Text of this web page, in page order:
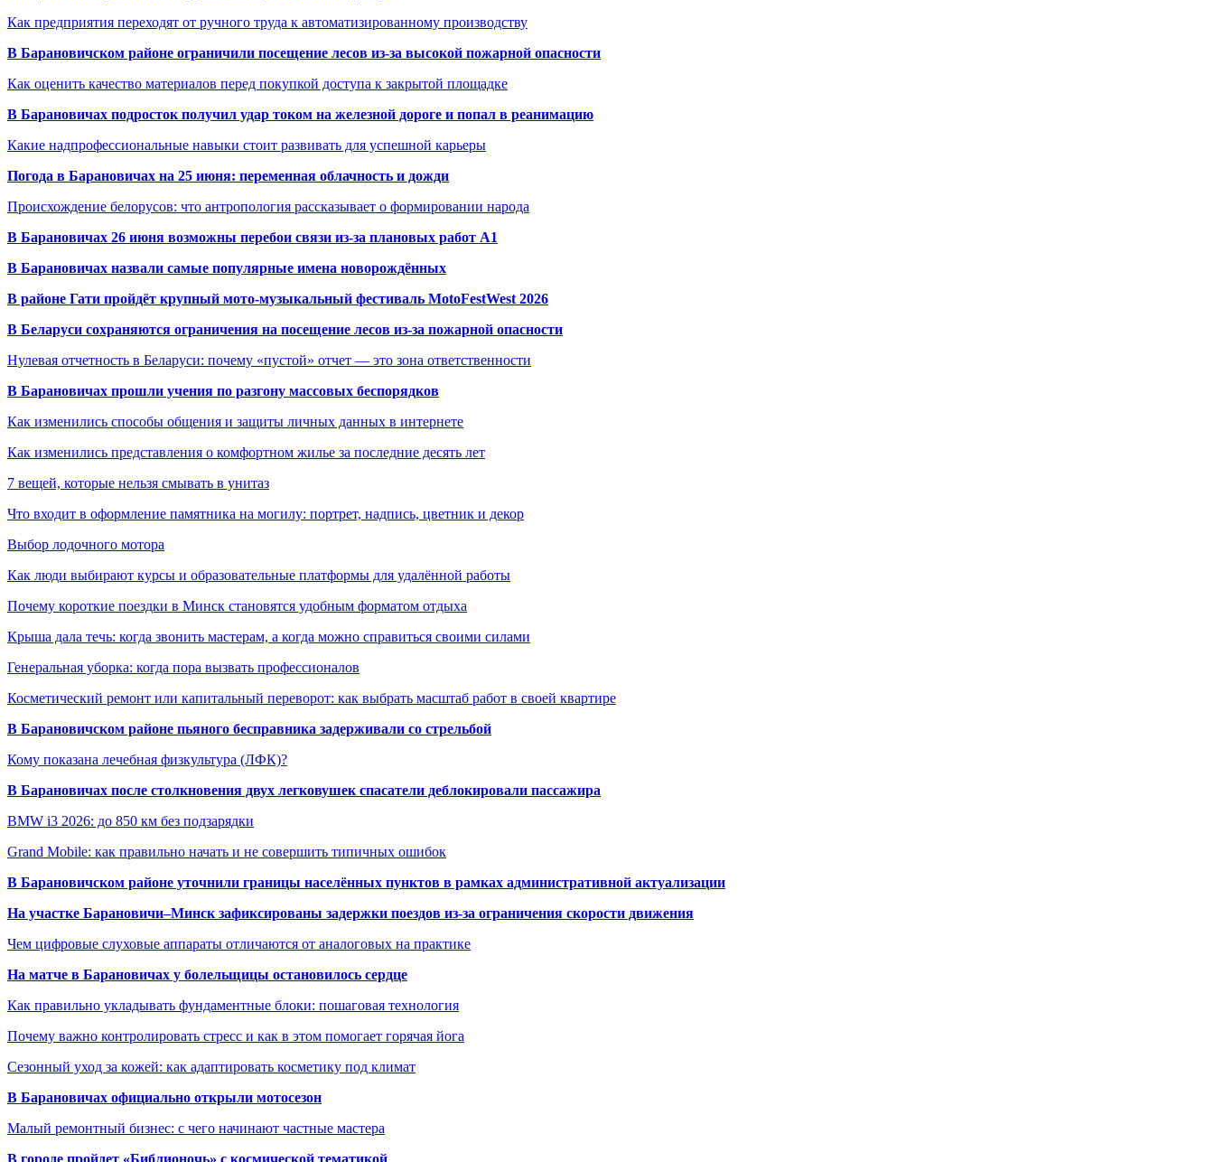
Как предприятия переходят от ручного труда к автоматизированному производству
В Барановичском районе ограничили посещение лесов из-за высокой пожарной опасности
Как оценить качество материалов перед покупкой доступа к закрытой площадке
В Барановичах подросток получил удар током на железной дороге и попал в реанимацию
Какие надпрофессиональные навыки стоит развивать для успешной карьеры
Погода в Барановичах на 25 июня: переменная облачность и дожди
Происхождение белорусов: что антропология рассказывает о формировании народа
В Барановичах 26 июня возможны перебои связи из-за плановых работ A1
В Барановичах назвали самые популярные имена новорождённых
В районе Гати пройдёт крупный мото-музыкальный фестиваль MotoFestWest 2026
В Беларуси сохраняются ограничения на посещение лесов из-за пожарной опасности
Нулевая отчетность в Беларуси: почему «пустой» отчет — это зона ответственности
В Барановичах прошли учения по разгону массовых беспорядков
Как изменились способы общения и защиты личных данных в интернете
Как изменились представления о комфортном жилье за последние десять лет
7 вещей, которые нельзя смывать в унитаз
Что входит в оформление памятника на могилу: портрет, надпись, цветник и декор
Выбор лодочного мотора
Как люди выбирают курсы и образовательные платформы для удалённой работы
Почему короткие поездки в Минск становятся удобным форматом отдыха
Крыша дала течь: когда звонить мастерам, а когда можно справиться своими силами
Генеральная уборка: когда пора вызвать профессионалов
Косметический ремонт или капитальный переворот: как выбрать масштаб работ в своей квартире
В Барановичском районе пьяного бесправника задерживали со стрельбой
Кому показана лечебная физкультура (ЛФК)?
В Барановичах после столкновения двух легковушек спасатели деблокировали пассажира
BMW i3 2026: до 850 км без подзарядки
Grand Mobile: как правильно начать и не совершить типичных ошибок
В Барановичском районе уточнили границы населённых пунктов в рамках административной актуализации
На участке Барановичи–Минск зафиксированы задержки поездов из-за ограничения скорости движения
Чем цифровые слуховые аппараты отличаются от аналоговых на практике
На матче в Барановичах у болельщицы остановилось сердце
Как правильно укладывать фундаментные блоки: пошаговая технология
Почему важно контролировать стресс и как в этом помогает горячая йога
Сезонный уход за кожей: как адаптировать косметику под климат
В Барановичах официально открыли мотосезон
Малый ремонтный бизнес: с чего начинают частные мастера
В городе пройдет «Библионочь» с космической тематикой